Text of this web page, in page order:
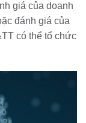
giá của doanh
đánh giá của
có thể tổ chức